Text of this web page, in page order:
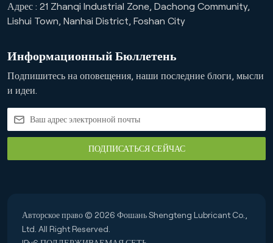
Адрес : 21 Zhanqi Industrial Zone, Dachong Community,
Lishui Town, Nanhai District, Foshan City
Информационный Бюллетень
Подпишитесь на оповещения, наши последние блоги, мысли
и идеи.
ПОДПИСАТЬСЯ СЕЙЧАС
Авторское право © 2026 Фошань Shengteng Lubricant Co.,
Ltd. All Right Reserved.